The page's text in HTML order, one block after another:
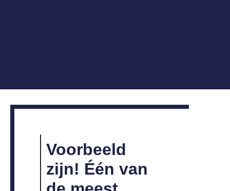
Voorbeeld
zijn! Één van